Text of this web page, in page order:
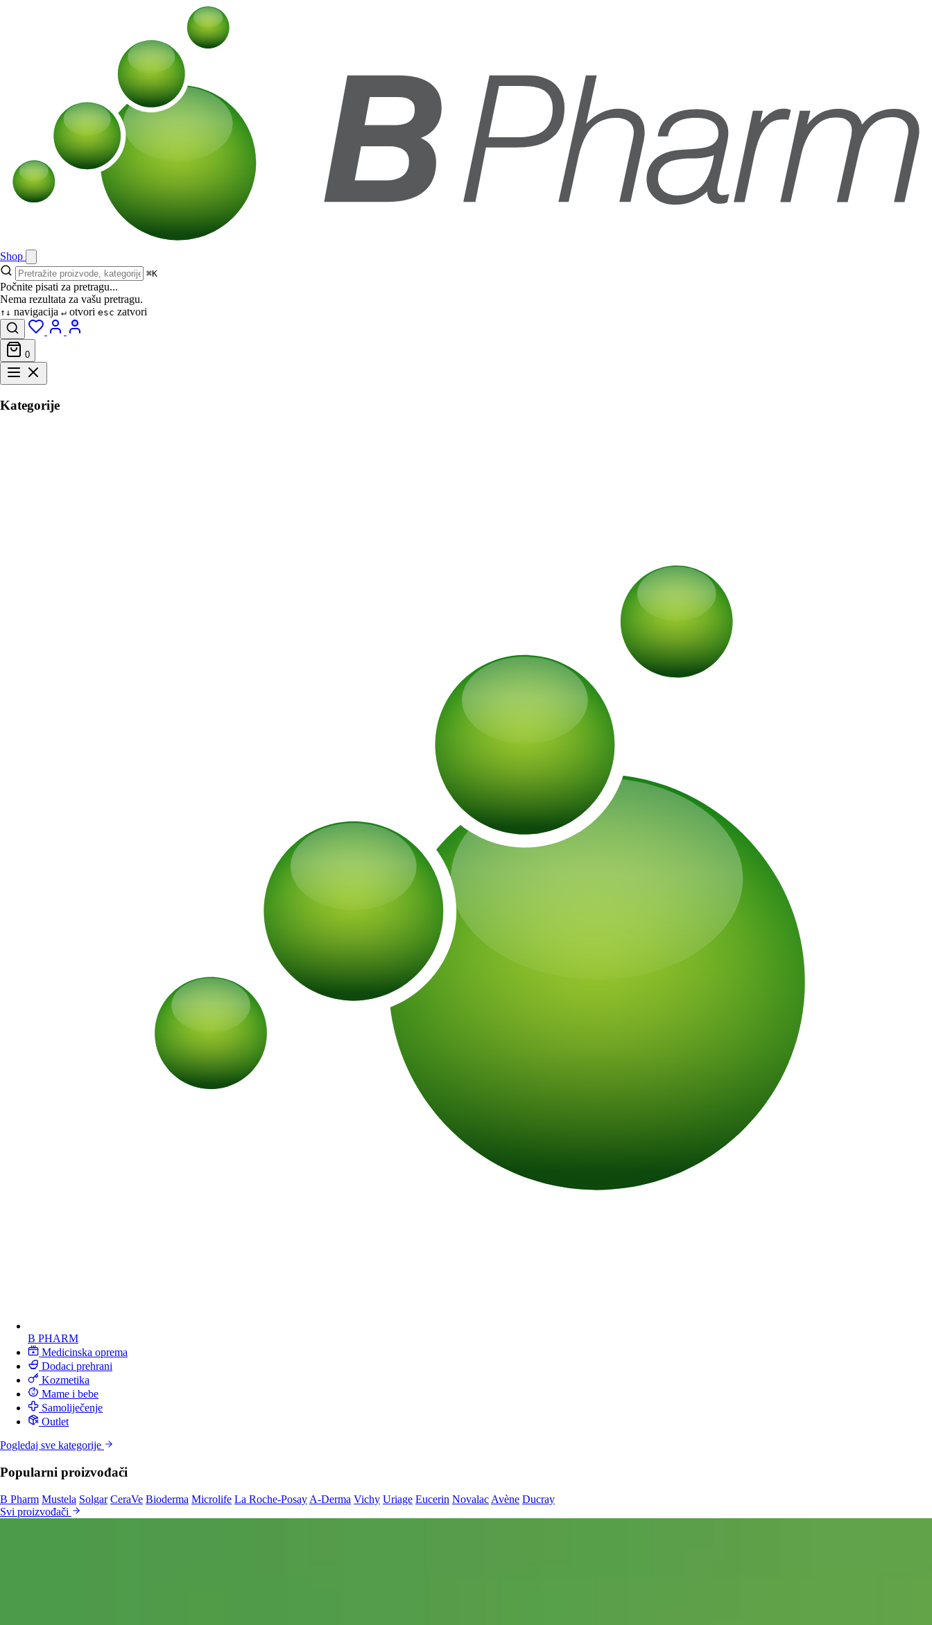
Shop
⌘K
Počnite pisati za pretragu...
Nema rezultata za vašu pretragu.
↑↓ navigacija ↵ otvori esc zatvori
0
Kategorije
B PHARM
Medicinska oprema
Dodaci prehrani
Kozmetika
Mame i bebe
Samoliječenje
Outlet
Pogledaj sve kategorije
Popularni proizvođači
B Pharm Mustela Solgar CeraVe Bioderma Microlife La Roche-Posay A-Derma Vichy Uriage Eucerin Novalac Avène Ducray
Svi proizvođači